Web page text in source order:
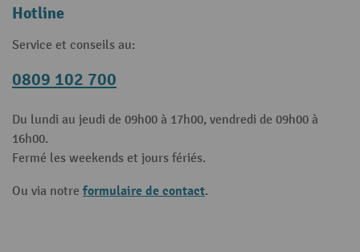
Hotline
Service et conseils au:
0809 102 700
Du lundi au jeudi de 09h00 à 17h00, vendredi de 09h00 à
16h00.
Fermé les weekends et jours fériés.
Ou via notre formulaire de contact.